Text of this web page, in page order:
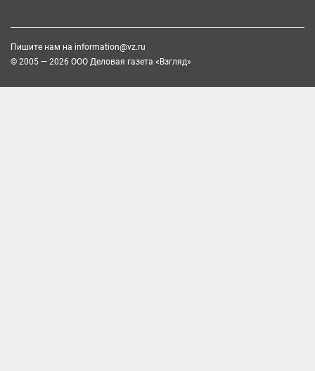
Пишите нам на information@vz.ru
© 2005 — 2026 ООО Деловая газета «Взгляд»